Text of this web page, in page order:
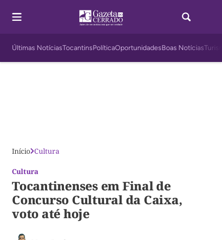
Últimas NotíciasTocantinsPolíticaOportunidadesBoas Notícias
Início Cultura
Cultura
Tocantinenses em Final de
Concurso Cultural da Caixa,
voto até hoje